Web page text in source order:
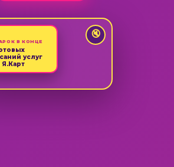
🔇
В КОНЦЕ
услуг